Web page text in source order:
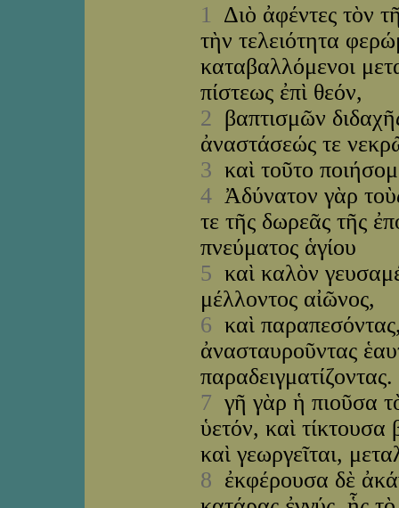
1 Διὸ ἀφέντες τὸν
τὴν τελειότητα
καταβαλλόμενοι
πίστεως ἐπὶ θεόν,
2 βαπτισμῶν
ἀναστάσεώς τε
3 καὶ τοῦτο
4 Ἀδύνατον γὰρ
τε τῆς δωρεᾶς τῆς
πνεύματος ἁγίου
5 καὶ καλὸν
μέλλοντος αἰῶνος,
6 καὶ
ἀνασταυροῦντας
παραδειγματίζοντας.
7 γῆ γὰρ ἡ πιοῦσα
ὑετόν, καὶ τίκτουσα
καὶ γεωργεῖται,
8 ἐκφέρουσα δὲ